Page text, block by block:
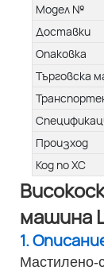
Модел №
Доставки
Опаковка
Търговска
Произход
Код по ХС
машина
1.
Мастилено-